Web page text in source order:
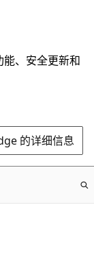
、安全更新和
的详细信息